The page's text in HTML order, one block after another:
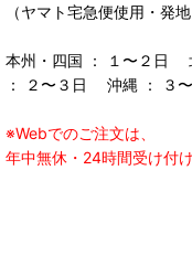
（ヤマト宅急便使用・発地
本州・四国 ： １〜２日
： ２〜３日 沖縄 ： ３
※Webでのご注文は、
年中無休・24時間受け付